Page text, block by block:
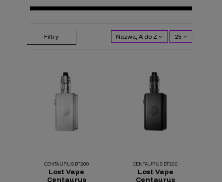
Filtry Nazwa, A do Z 25
CENTAURUS BT200
Lost Vape
Centaurus
CENTAURUS BT200
Lost Vape
Centaurus